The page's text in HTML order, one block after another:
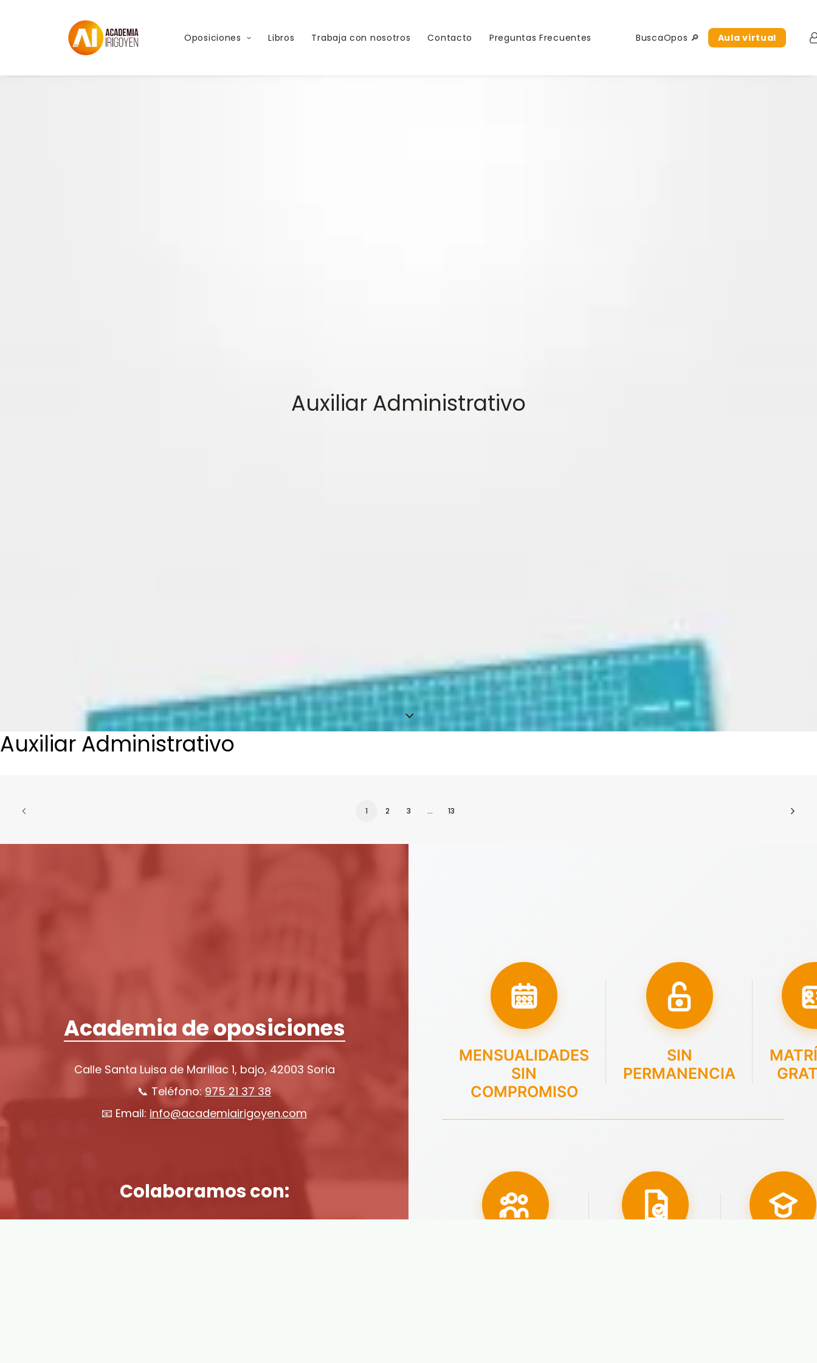
Oposiciones Libros Trabaja con nosotros Contacto Preguntas Frecuentes BuscaOpos 🔎 Aula virtual
Auxiliar Administrativo
Auxiliar Administrativo
1 2 3 … 13
Academia de oposiciones
Calle Santa Luisa de Marillac 1, bajo, 42003 Soria
📞 Teléfono: 975 21 37 38
📧 Email: info@academiairigoyen.com
Colaboramos con:
MENSUALIDADES
SIN
COMPROMISO
SIN
PERMANENCIA